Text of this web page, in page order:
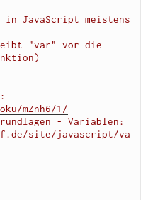
JavaScript meistens
"var" vor die
mZnh6/1/
site/javascript/va